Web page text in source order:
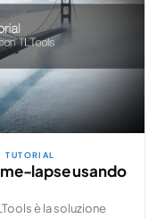
TUTORIAL
lapse usando
è la soluzione